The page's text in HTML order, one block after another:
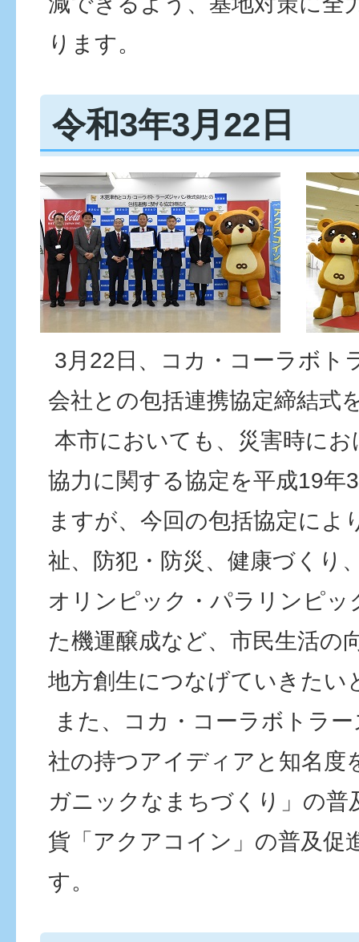
ります。
令和3年3月22日
3月22日、コカ・コーラボト
会社との包括連携協定締結式
本市においても、災害時に
協力に関する協定を平成19年
ますが、今回の包括協定によ
祉、防犯・防災、健康づくり
オリンピック・パラリンピッ
た機運醸成など、市民生活の
地方創生につなげていきたい
また、コカ・コーラボトラ
社の持つアイディアと知名度
ガニックなまちづくり」の普
貨「アクアコイン」の普及促
す。